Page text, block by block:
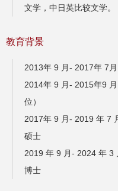
文学，中日英比较文学。
教育背景
2013年 9 月- 2017年 7
2014年 9 月- 2015年9
位）
2017年 9 月- 2019 年 7
硕士
2019 年 9 月- 2024 年 3
博士